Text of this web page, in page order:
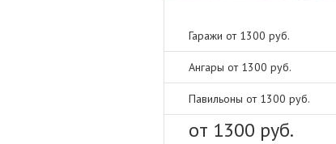
Гаражи от 1300 руб.
Ангары от 1300 руб.
Павильоны от 1300 руб.
от 1300 руб.